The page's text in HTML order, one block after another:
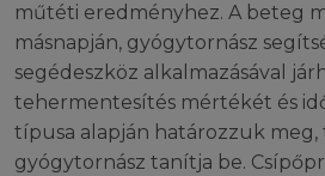
műtéti eredményhez. A beteg
másnapján, gyógytornász
segédeszköz alkalmazásával
tehermentesítés mértékét és
típusa alapján határozzuk meg,
gyógytornász tanítja be.